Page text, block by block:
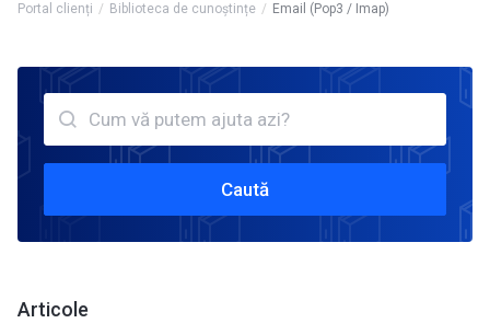
Portal clienți Biblioteca de cunoștințe Email (Pop3 / Imap)
Caută
Articole